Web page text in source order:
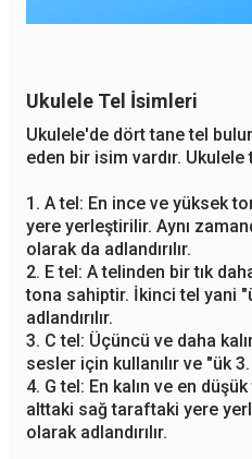
Ukulele Tel İsimleri
Ukulele'de dört tane tel
eden bir isim vardır.
1. A tel: En ince ve yüksek
yere yerleştirilir. Aynı
olarak da adlandırılır.
2. E tel: A telinden bir tık
tona sahiptir. İkinci tel yani
adlandırılır.
3. C tel: Üçüncü ve daha
sesler için kullanılır ve "ük
4. G tel: En kalın ve en
alttaki sağ taraftaki yere
olarak adlandırılır.